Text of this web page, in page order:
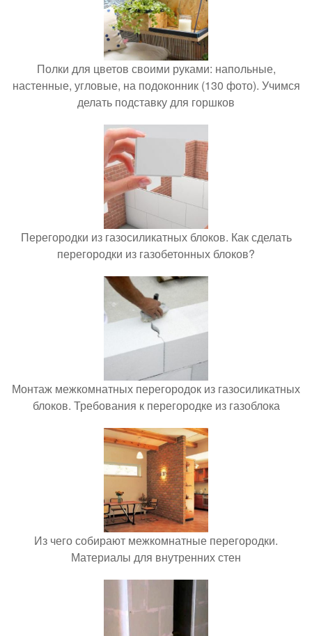
Полки для цветов своими руками: напольные,
настенные, угловые, на подоконник (130 фото). Учимся
делать подставку для горшков
Перегородки из газосиликатных блоков. Как сделать
перегородки из газобетонных блоков?
Монтаж межкомнатных перегородок из газосиликатных
блоков. Требования к перегородке из газоблока
Из чего собирают межкомнатные перегородки.
Материалы для внутренних стен